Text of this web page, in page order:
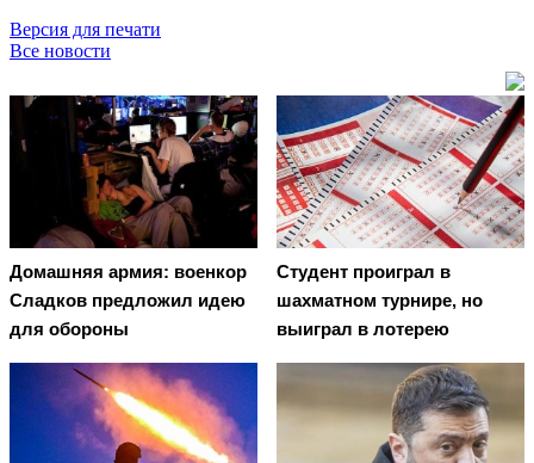
Версия для печати
Все новости
Домашняя армия: военкор
Сладков предложил идею
для обороны
Студент проиграл в
шахматном турнире, но
выиграл в лотерею